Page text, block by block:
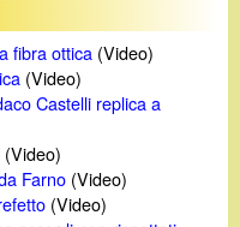
fibra ottica (Video)
(Video)
Castelli replica a
(Video)
Farno (Video)
(Video)